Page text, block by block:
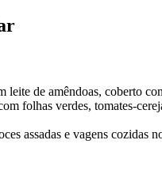
leite de amêndoas, coberto
folhas verdes, tomates-
assadas e vagens cozidas